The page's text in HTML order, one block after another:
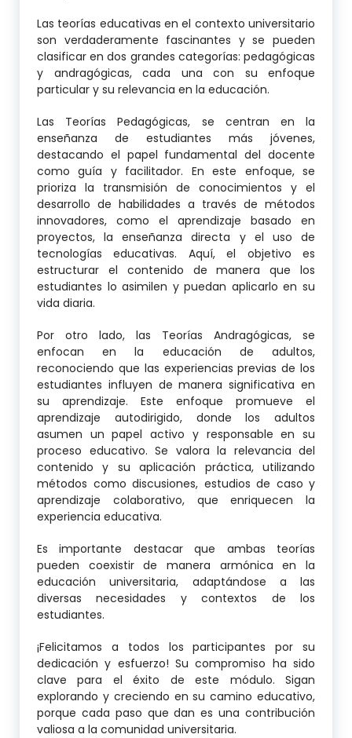
Las teorías educativas en el contexto universitario
son verdaderamente fascinantes y se pueden
clasificar en dos grandes categorías: pedagógicas
y andragógicas, cada una con su enfoque
particular y su relevancia en la educación.
Las Teorías Pedagógicas, se centran en la
enseñanza de estudiantes más jóvenes,
destacando el papel fundamental del docente
como guía y facilitador. En este enfoque, se
prioriza la transmisión de conocimientos y el
desarrollo de habilidades a través de métodos
innovadores, como el aprendizaje basado en
proyectos, la enseñanza directa y el uso de
tecnologías educativas. Aquí, el objetivo es
estructurar el contenido de manera que los
estudiantes lo asimilen y puedan aplicarlo en su
vida diaria.
Por otro lado, las Teorías Andragógicas, se
enfocan en la educación de adultos,
reconociendo que las experiencias previas de los
estudiantes influyen de manera significativa en
su aprendizaje. Este enfoque promueve el
aprendizaje autodirigido, donde los adultos
asumen un papel activo y responsable en su
proceso educativo. Se valora la relevancia del
contenido y su aplicación práctica, utilizando
métodos como discusiones, estudios de caso y
aprendizaje colaborativo, que enriquecen la
experiencia educativa.
Es importante destacar que ambas teorías
pueden coexistir de manera armónica en la
educación universitaria, adaptándose a las
diversas necesidades y contextos de los
estudiantes.
¡Felicitamos a todos los participantes por su
dedicación y esfuerzo! Su compromiso ha sido
clave para el éxito de este módulo. Sigan
explorando y creciendo en su camino educativo,
porque cada paso que dan es una contribución
valiosa a la comunidad universitaria.